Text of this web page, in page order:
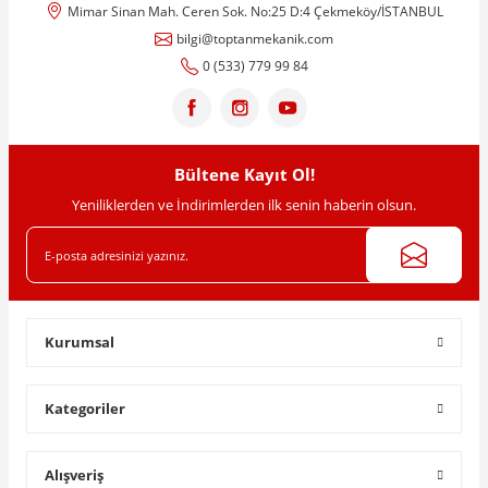
Ürün resmi kalitesiz, bozuk veya görüntülenemiyor.
Ürün açıklamasında eksik bilgiler bulunuyor.
Ürün bilgilerinde hatalar bulunuyor.
Ürün fiyatı diğer sitelerden daha pahalı.
Gönder
Mimar Sinan Mah. Ceren Sok. No:25 D:4 Çekmeköy/İSTANBUL
bilgi@toptanmekanik.com
0 (533) 779 99 84
Bültene Kayıt Ol!
Yeniliklerden ve İndirimlerden ilk senin haberin olsun.
Kurumsal
Kategoriler
Alışveriş